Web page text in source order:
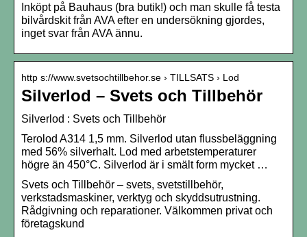
Inköpt på Bauhaus (bra butik!) och man skulle få testa
bilvårdskit från AVA efter en undersökning gjordes,
inget svar från AVA ännu.
http s://www.svetsochtillbehor.se › TILLSATS › Lod
Silverlod – Svets och Tillbehör
Silverlod : Svets och Tillbehör
Terolod A314 1,5 mm. Silverlod utan flussbeläggning
med 56% silverhalt. Lod med arbetstemperaturer
högre än 450°C. Silverlod är i smält form mycket …
Svets och Tillbehör – svets, svetstillbehör,
verkstadsmaskiner, verktyg och skyddsutrustning.
Rådgivning och reparationer. Välkommen privat och
företagskund